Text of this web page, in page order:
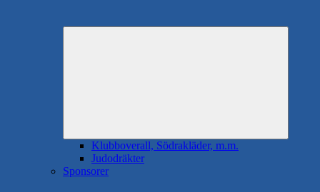
Klubboverall, Södrakläder, m.m.
Judodräkter
Sponsorer